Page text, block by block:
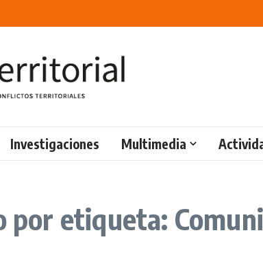
Investigaciones Multimedia
por etiqueta: